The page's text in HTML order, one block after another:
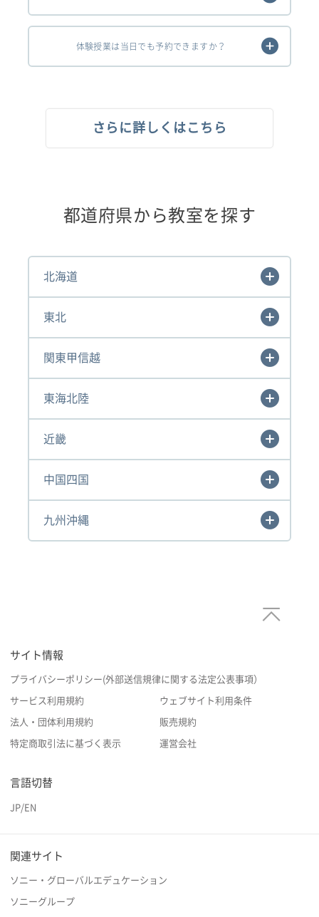
体験授業は当日でも予約できますか？
さらに詳しくはこちら
都道府県から教室を探す
北海道
東北
関東甲信越
東海北陸
近畿
中国四国
九州沖縄
サイト情報
プライバシーポリシー(外部送信規律に関する法定公表事項）
サービス利用規約 ウェブサイト利用条件
法人・団体利用規約 販売規約
特定商取引法に基づく表示 運営会社
言語切替
JP/EN
関連サイト
ソニー・グローバルエデュケーション
ソニーグループ